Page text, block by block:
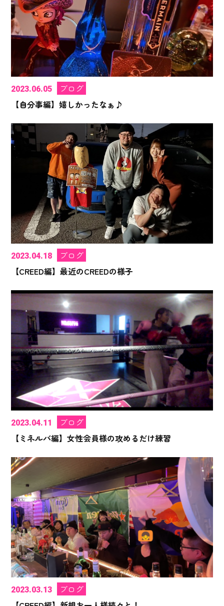
2023.06.05
ブログ
【自分事編】嬉しかったなぁ♪
2023.04.18
ブログ
【CREED編】最近のCREEDの様子
2023.04.11
ブログ
【ミネルバ編】女性会員様の攻めるだけ練習
2023.03.13
ブログ